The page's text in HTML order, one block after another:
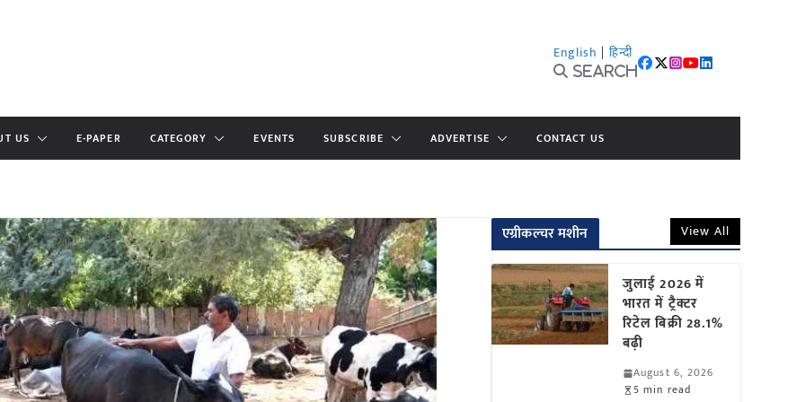
English | हिन्दी
Search
US E-PAPER CATEGORY EVENTS SUBSCRIBE ADVERTISE CONTACT US
एग्रीकल्चर मशीन View All
जुलाई 2026 में
भारत में ट्रैक्टर
रिटेल बिक्री 28.1%
बढ़ी
August 6, 2026
5 min read